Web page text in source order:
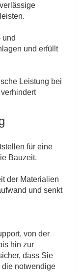
und
und erfüllt
Leistung bei
für eine
Bauzeit.
der Materialien
und senkt
von der
hin zur
dass Sie
die notwendige